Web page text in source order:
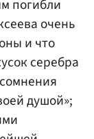
погибли
очень
и что
серебра
душой»;